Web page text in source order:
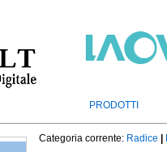
PRODOTTI
Categoria corrente: Radice